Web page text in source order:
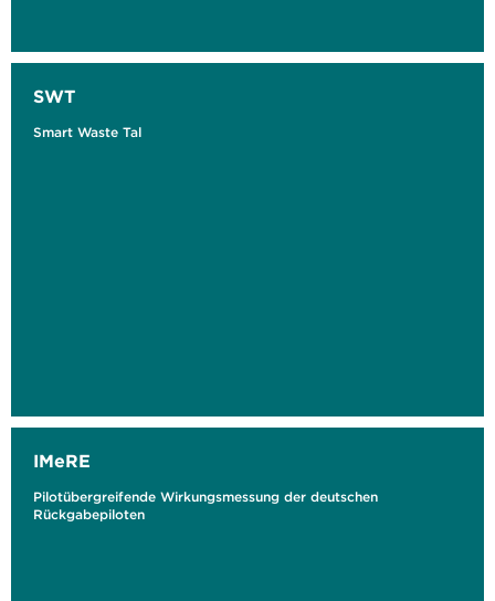
SWT
Smart Waste Tal
IMeRE
Pilotübergreifende Wirkungsmessung der deutschen
Rückgabepiloten